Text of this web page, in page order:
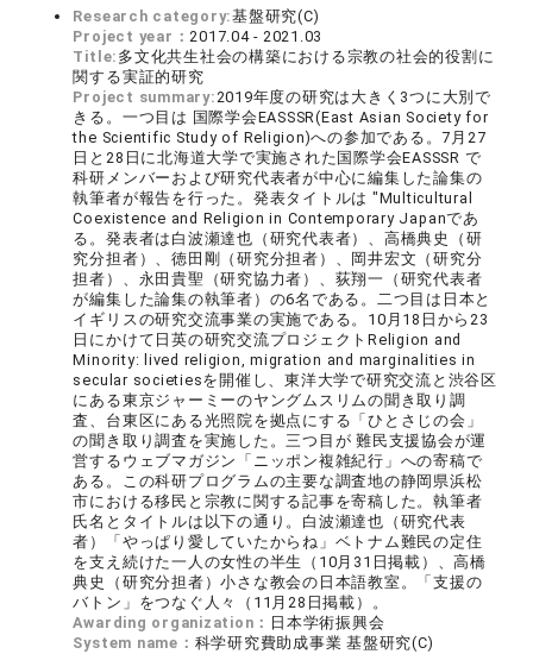
Research category:基盤研究(C)
Project year：2017.04 - 2021.03
Title: 多文化共生社会の構築における宗教の社会的役割に
関する実証的研究
Project summary:2019年度の研究は大きく3つに大別で
きる。一つ目は 国際学会EASSSR(East Asian Society for
the Scientific Study of Religion)への参加である。7月27
日と28日に北海道大学で実施された国際学会EASSSR で
科研メンバーおよび研究代表者が中心に編集した論集の
執筆者が報告を行った。発表タイトルは "Multicultural
Coexistence and Religion in Contemporary Japanであ
る。発表者は白波瀬達也（研究代表者）、高橋典史（研
究分担者）、徳田剛（研究分担者）、岡井宏文（研究分
担者）、永田貴聖（研究協力者）、荻翔一（研究代表者
が編集した論集の執筆者）の6名である。二つ目は日本と
イギリスの研究交流事業の実施である。10月18日から23
日にかけて日英の研究交流プロジェクトReligion and
Minority: lived religion, migration and marginalities in
secular societiesを開催し、東洋大学で研究交流と渋谷区
にある東京ジャーミーのヤングムスリムの聞き取り調
査、台東区にある光照院を拠点にする「ひとさじの会」
の聞き取り調査を実施した。三つ目が 難民支援協会が運
営するウェブマガジン「ニッポン複雑紀行」への寄稿で
ある。この科研プログラムの主要な調査地の静岡県浜松
市における移民と宗教に関する記事を寄稿した。執筆者
氏名とタイトルは以下の通り。白波瀬達也（研究代表
者）「やっぱり愛していたからね」ベトナム難民の定住
を支え続けた一人の女性の半生（10月31日掲載）、高橋
典史（研究分担者）小さな教会の日本語教室。「支援の
バトン」をつなぐ人々（11月28日掲載）。
Awarding organization： 日本学術振興会
System name： 科学研究費助成事業 基盤研究(C)